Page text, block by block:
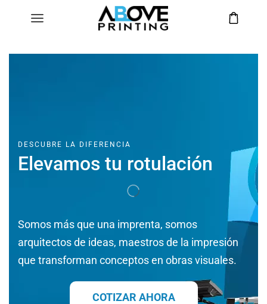
DESCUBRE LA DIFERENCIA
Elevamos tu rotulación
Somos más que una imprenta, somos
arquitectos de ideas, maestros de la impresión
que transforman conceptos en obras visuales.
COTIZAR AHORA